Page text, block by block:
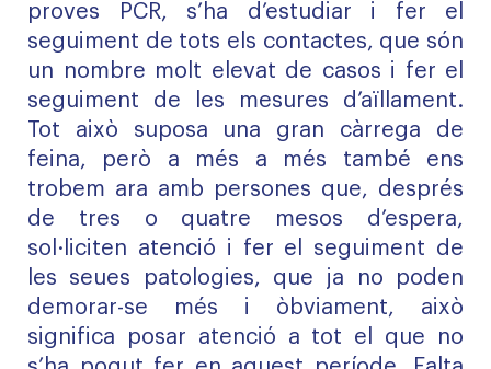
proves PCR, s’ha d’estudiar i fer el
seguiment de tots els contactes, que són
un nombre molt elevat de casos i fer el
seguiment de les mesures d’aïllament.
Tot això suposa una gran càrrega de
feina, però a més a més també ens
trobem ara amb persones que, després
de tres o quatre mesos d’espera,
sol·liciten atenció i fer el seguiment de
les seues patologies, que ja no poden
demorar-se més i òbviament, això
significa posar atenció a tot el que no